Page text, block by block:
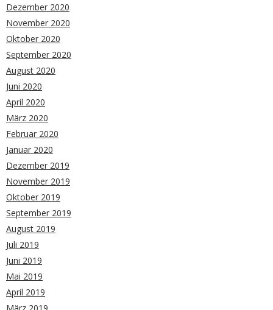
Dezember 2020
November 2020
Oktober 2020
September 2020
August 2020
Juni 2020
April 2020
März 2020
Februar 2020
Januar 2020
Dezember 2019
November 2019
Oktober 2019
September 2019
August 2019
Juli 2019
Juni 2019
Mai 2019
April 2019